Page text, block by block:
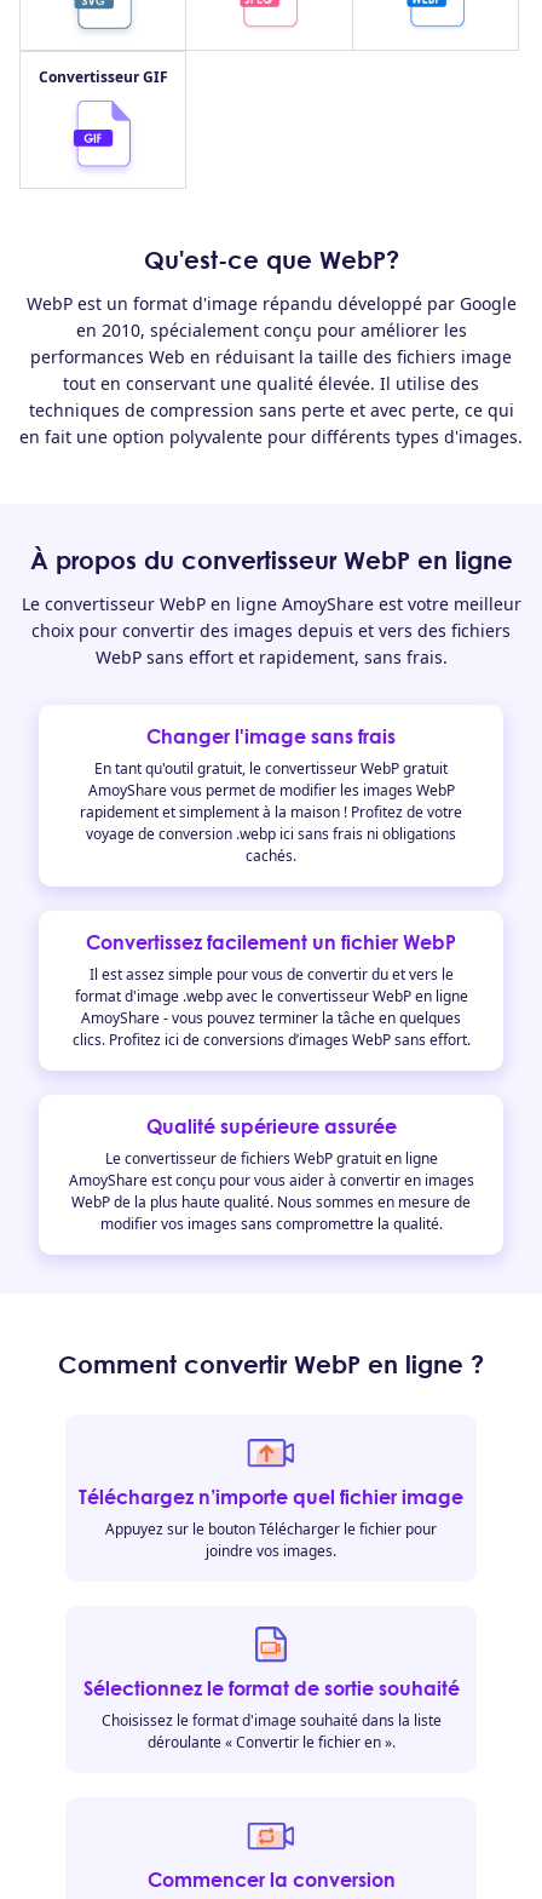
Convertisseur GIF
Qu'est-ce que WebP?
WebP est un format d'image répandu développé par Google
en 2010, spécialement conçu pour améliorer les
performances Web en réduisant la taille des fichiers image
tout en conservant une qualité élevée. Il utilise des
techniques de compression sans perte et avec perte, ce qui
en fait une option polyvalente pour différents types d'images.
À propos du convertisseur WebP en ligne
Le convertisseur WebP en ligne AmoyShare est votre meilleur
choix pour convertir des images depuis et vers des fichiers
WebP sans effort et rapidement, sans frais.
Changer l'image sans frais
En tant qu'outil gratuit, le convertisseur WebP gratuit
AmoyShare vous permet de modifier les images WebP
rapidement et simplement à la maison ! Profitez de votre
voyage de conversion .webp ici sans frais ni obligations
cachés.
Convertissez facilement un fichier WebP
Il est assez simple pour vous de convertir du et vers le
format d'image .webp avec le convertisseur WebP en ligne
AmoyShare - vous pouvez terminer la tâche en quelques
clics. Profitez ici de conversions d’images WebP sans effort.
Qualité supérieure assurée
Le convertisseur de fichiers WebP gratuit en ligne
AmoyShare est conçu pour vous aider à convertir en images
WebP de la plus haute qualité. Nous sommes en mesure de
modifier vos images sans compromettre la qualité.
Comment convertir WebP en ligne ?
Téléchargez n’importe quel fichier image
Appuyez sur le bouton Télécharger le fichier pour
joindre vos images.
Sélectionnez le format de sortie souhaité
Choisissez le format d'image souhaité dans la liste
déroulante « Convertir le fichier en ».
Commencer la conversion